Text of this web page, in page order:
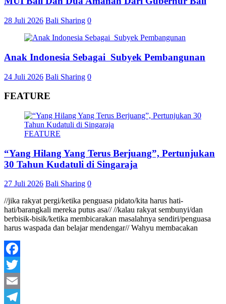
28 Juli 2026 Bali Sharing 0
Anak Indonesia Sebagai Subyek Pembangunan
24 Juli 2026 Bali Sharing 0
FEATURE
FEATURE
“Yang Hilang Yang Terus Berjuang”, Pertunjukan
30 Tahun Kudatuli di Singaraja
27 Juli 2026 Bali Sharing 0
//jika rakyat pergi/ketika penguasa pidato/kita harus hati-
hati/barangkali mereka putus asa// //kalau rakyat sembunyi/dan
berbisik-bisik/ketika membicarakan masalahnya sendiri/penguasa
harus waspada dan belajar mendengar// Wahyu membacakan
Facebook
Twitter
Email